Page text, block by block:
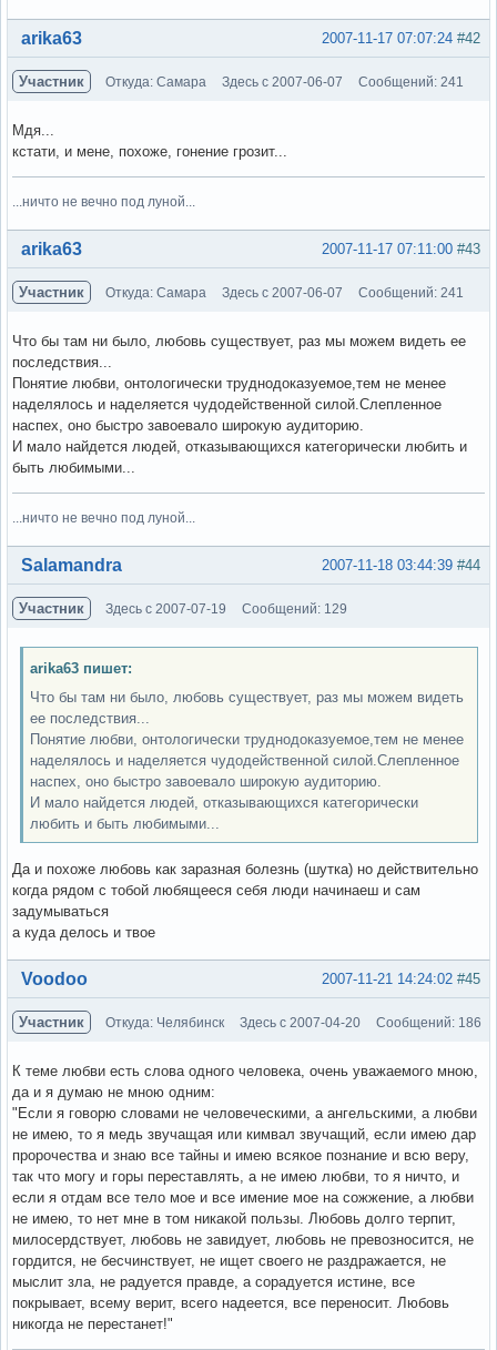
Вне форума #42
2007-11-17 07:07:24
arika63
Участник Откуда: Самара Здесь с 2007-06-07 Сообщений: 241
Мдя...
кстати, и мене, похоже, гонение грозит...
...ничто не вечно под луной...
Вне форума #43
2007-11-17 07:11:00
arika63
Участник Откуда: Самара Здесь с 2007-06-07 Сообщений: 241
Что бы там ни было, любовь существует, раз мы можем видеть ее
последствия...
Понятие любви, онтологически труднодоказуемое,тем не менее
наделялось и наделяется чудодейственной силой.Слепленное
наспех, оно быстро завоевало широкую аудиторию.
И мало найдется людей, отказывающихся категорически любить и
быть любимыми...
...ничто не вечно под луной...
Вне форума #44
2007-11-18 03:44:39
Salamandra
Участник Здесь с 2007-07-19 Сообщений: 129
arika63 пишет:
Что бы там ни было, любовь существует, раз мы можем видеть
ее последствия...
Понятие любви, онтологически труднодоказуемое,тем не менее
наделялось и наделяется чудодейственной силой.Слепленное
наспех, оно быстро завоевало широкую аудиторию.
И мало найдется людей, отказывающихся категорически
любить и быть любимыми...
Да и похоже любовь как заразная болезнь (шутка) но действительно
когда рядом с тобой любящееся себя люди начинаеш и сам
задумываться
а куда делось и твое
Вне форума #45
2007-11-21 14:24:02
Voodoo
Участник Откуда: Челябинск Здесь с 2007-04-20 Сообщений: 186
К теме любви есть слова одного человека, очень уважаемого мною,
да и я думаю не мною одним:
"Если я говорю словами не человеческими, а ангельскими, а любви
не имею, то я медь звучащая или кимвал звучащий, если имею дар
пророчества и знаю все тайны и имею всякое познание и всю веру,
так что могу и горы переставлять, а не имею любви, то я ничто, и
если я отдам все тело мое и все имение мое на сожжение, а любви
не имею, то нет мне в том никакой пользы. Любовь долго терпит,
милосердствует, любовь не завидует, любовь не превозносится, не
гордится, не бесчинствует, не ищет своего не раздражается, не
мыслит зла, не радуется правде, а сорадуется истине, все
покрывает, всему верит, всего надеется, все переносит. Любовь
никогда не перестанет!"